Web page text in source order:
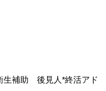
補助 後見人*終活アド